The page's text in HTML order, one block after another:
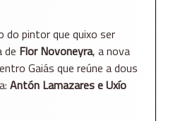
pintor que quixo ser
de Flor Novoneyra, a nova
Gaiás que reúne a dous
Antón Lamazares e Uxío